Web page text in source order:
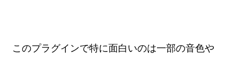
このプラグインで特に面白いのは一部の音色や